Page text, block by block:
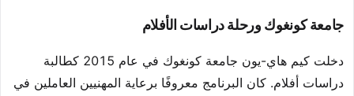
جامعة كونغوك ورحلة دراسات الأفلام
دخلت كيم هاي-يون جامعة كونغوك في عام 2015 كطالبة
دراسات أفلام. كان البرنامج معروفًا برعاية المهنيين العاملين في